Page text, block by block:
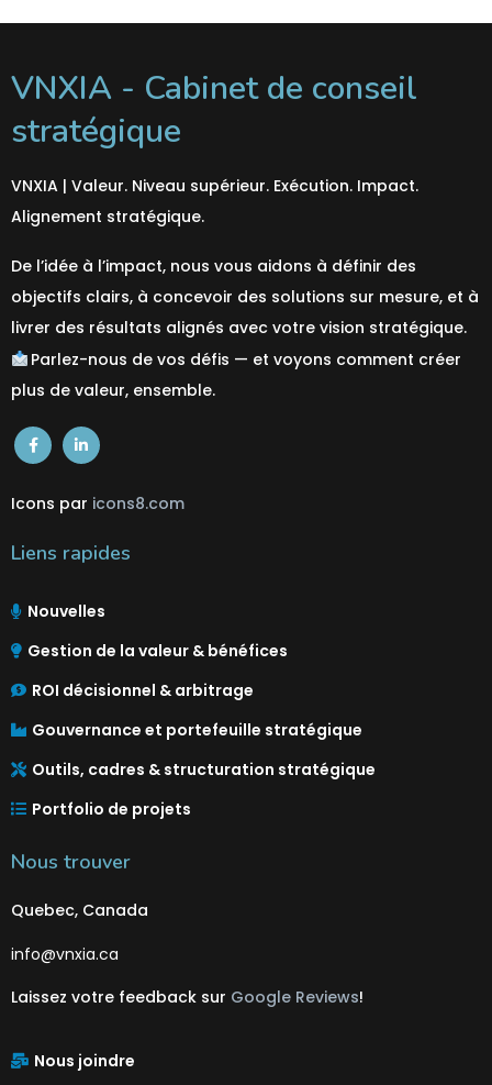
VNXIA - Cabinet de conseil
stratégique
VNXIA | Valeur. Niveau supérieur. Exécution. Impact.
Alignement stratégique.
De l’idée à l’impact, nous vous aidons à définir des
objectifs clairs, à concevoir des solutions sur mesure, et à
livrer des résultats alignés avec votre vision stratégique.
Parlez-nous de vos défis — et voyons comment créer
plus de valeur, ensemble.
Icons par icons8.com
Liens rapides
Nouvelles
Gestion de la valeur & bénéfices
ROI décisionnel & arbitrage
Gouvernance et portefeuille stratégique
Outils, cadres & structuration stratégique
Portfolio de projets
Nous trouver
Quebec, Canada
info@vnxia.ca
Laissez votre feedback sur Google Reviews!
Nous joindre